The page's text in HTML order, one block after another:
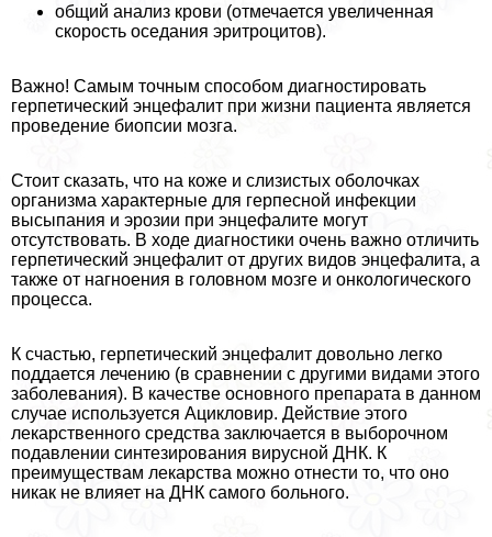
общий анализ крови (отмечается увеличенная
скорость оседания эритроцитов).
Важно! Самым точным способом диагностировать
герпетический энцефалит при жизни пациента является
проведение биопсии мозга.
Стоит сказать, что на коже и слизистых оболочках
организма хаpaктерные для гepпeсной инфекции
высыпания и эрозии при энцефалите могут
отсутствовать. В ходе диагностики очень важно отличить
герпетический энцефалит от других видов энцефалита, а
также от нагноения в головном мозге и oнкoлoгического
процесса.
К счастью, герпетический энцефалит довольно легко
поддается лечению (в сравнении с другими видами этого
заболевания). В качестве основного препарата в данном
случае используется Ацикловир. Действие этого
лекарственного средства заключается в выборочном
подавлении синтезирования вирусной ДНК. К
преимуществам лекарства можно отнести то, что оно
никак не влияет на ДНК самого больного.